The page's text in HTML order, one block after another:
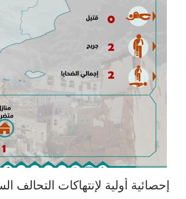
إحصائية أولية لإنتهاكات التحالف